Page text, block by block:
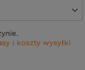
i koszty wysyłki